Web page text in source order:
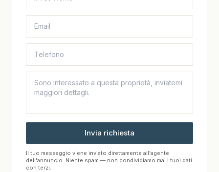
Invia richiesta
Il tuo messaggio viene inviato direttamente all'agente
dell'annuncio. Niente spam — non condividiamo mai i tuoi dati
con terzi.